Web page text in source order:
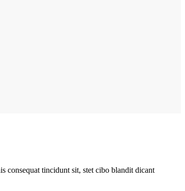
consequat tincidunt sit, stet cibo blandit dicant